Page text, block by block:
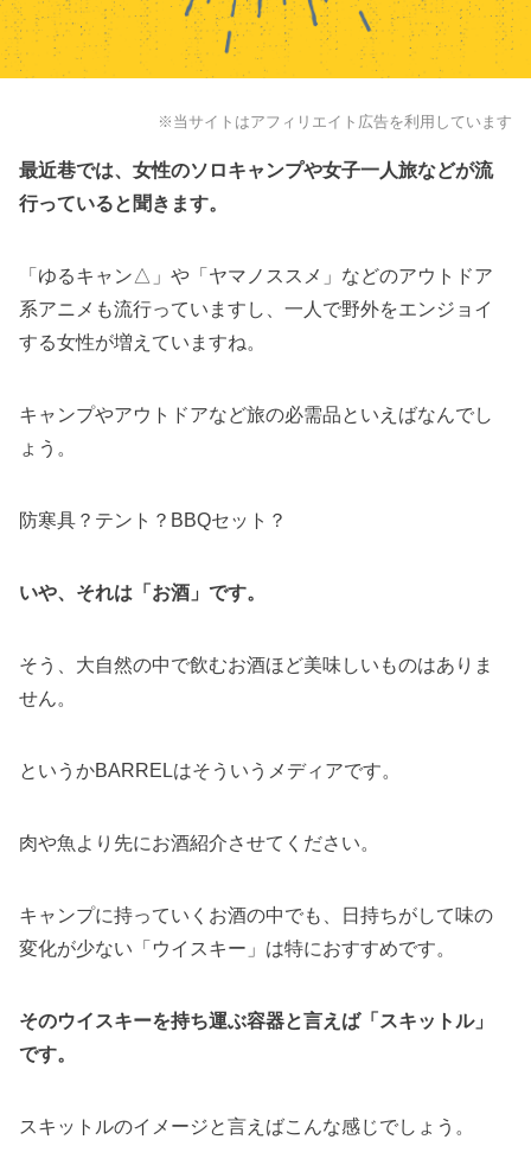
※当サイトはアフィリエイト広告を利用しています
最近巷では、女性のソロキャンプや女子一人旅などが流
行っていると聞きます。
「ゆるキャン△」や「ヤマノススメ」などのアウトドア
系アニメも流行っていますし、一人で野外をエンジョイ
する女性が増えていますね。
キャンプやアウトドアなど旅の必需品といえばなんでし
ょう。
防寒具？テント？BBQセット？
いや、それは「お酒」です。
そう、大自然の中で飲むお酒ほど美味しいものはありま
せん。
というかBARRELはそういうメディアです。
肉や魚より先にお酒紹介させてください。
キャンプに持っていくお酒の中でも、日持ちがして味の
変化が少ない「ウイスキー」は特におすすめです。
そのウイスキーを持ち運ぶ容器と言えば「スキットル」
です。
スキットルのイメージと言えばこんな感じでしょう。